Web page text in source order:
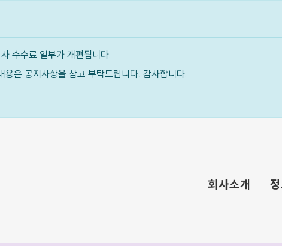
수수료 일부가 개편됩니다.
은 공지사항을 참고 부탁드립니다. 감사합니다.
회사소개